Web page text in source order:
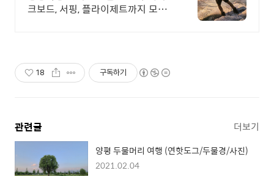
크보드, 서핑, 플라이제트까지 모두
18 구독하기
관련글 더보기
양평 두물머리 여행 (연핫도그/두물경/사진)
2021.02.04